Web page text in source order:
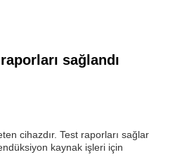
sağlandı
cihazdır. Test raporları sağlar
kaynak işleri için